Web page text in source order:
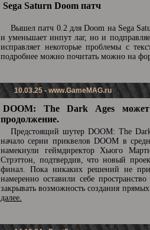
Sega Saturn Doom патч
Вышел патч 0.2 для Doom на Sega
и уменьшает инпут лаг, но и
исправляет некоторые проблемы с
подробнее можно почитать можно на
10.03.25 -www.GameMAG.ru
DOOM: The Dark Ages может
продолжение.
Предстоящий шутер DOOM: The
начало серии приквелов DOOM в
намекнули геймдиректор Хьюго
Стрэттон, подтвердив, что новый
финал. Пока никаких решений не
намеренно оставили себе
закрывать возможность создания
далее.